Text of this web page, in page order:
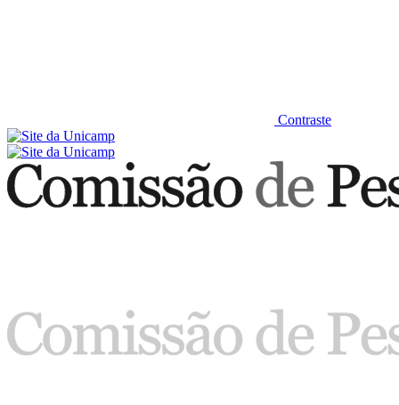
Contraste